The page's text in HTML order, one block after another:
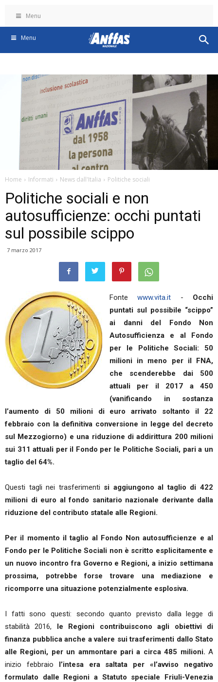
Menu
Menu
Home Informati News dall'Italia Politiche sociali
Politiche sociali e non
autosufficienze: occhi puntati
sul possibile scippo
7 marzo 2017
Fontewww.vita.it - Occhi
puntati sul possibile “scippo”
ai danni del Fondo Non
Autosufficienza e al Fondo
per le Politiche Sociali: 50
milioni in meno per il FNA,
che scenderebbe dai 500
attuali per il 2017 a 450
(vanificando in sostanza
l’aumento di 50 milioni di euro arrivato soltanto il 22
febbraio con la definitiva conversione in legge del decreto
sul Mezzogiorno) e una riduzione di addirittura 200 milioni
sui 311 attuali per il Fondo per le Politiche Sociali, pari a un
taglio del 64%.
Questi tagli nei trasferimenti si aggiungono al taglio di 422
milioni di euro al fondo sanitario nazionale derivante dalla
riduzione del contributo statale alle Regioni.
Per il momento il taglio al Fondo Non autosufficienze e al
Fondo per le Politiche Sociali non è scritto esplicitamente e
un nuovo incontro fra Governo e Regioni, a inizio settimana
prossima, potrebbe forse trovare una mediazione e
ricomporre una situazione potenzialmente esplosiva.
I fatti sono questi: secondo quanto previsto dalla legge di
stabilità 2016, le Regioni contribuiscono agli obiettivi di
finanza pubblica anche a valere sui trasferimenti dallo Stato
alle Regioni, per un ammontare pari a circa 485 milioni. A
inizio febbraio l’intesa era saltata per «l’avviso negativo
formulato dalle Regioni a Statuto speciale Friuli-Venezia